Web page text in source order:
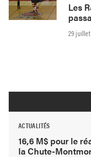
Les
29 juillet
ACTUALITÉS
16,6 M$ pour le
la Chute-